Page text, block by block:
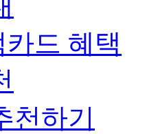
드 혜택
천하기